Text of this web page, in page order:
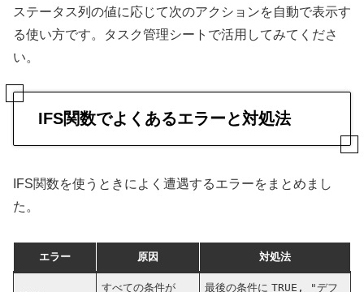
ステータス列の値に応じて次のアクションを自動で表示す
る使い方です。タスク管理シートで活用してみてくださ
い。
IFS関数でよくあるエラーと対処法
IFS関数を使うときによく遭遇するエラーをまとめまし
た。
エラー 原因 対処法
すべての条件が
最後の条件にTRUE, "デフ